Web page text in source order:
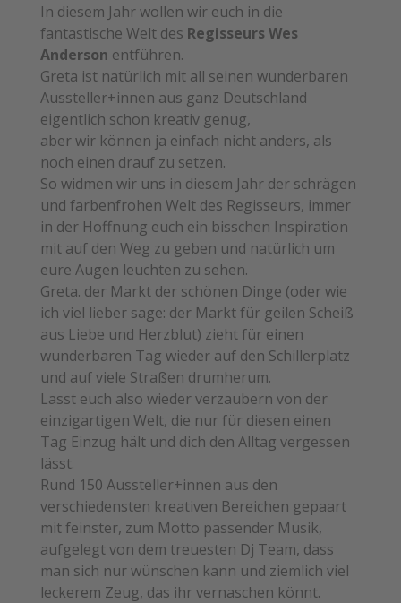
In diesem Jahr wollen wir euch in die
fantastische Welt des Regisseurs Wes
Anderson entführen.
Greta ist natürlich mit all seinen wunderbaren
Aussteller+innen aus ganz Deutschland
eigentlich schon kreativ genug,
aber wir können ja einfach nicht anders, als
noch einen drauf zu setzen.
So widmen wir uns in diesem Jahr der schrägen
und farbenfrohen Welt des Regisseurs, immer
in der Hoffnung euch ein bisschen Inspiration
mit auf den Weg zu geben und natürlich um
eure Augen leuchten zu sehen.
Greta. der Markt der schönen Dinge (oder wie
ich viel lieber sage: der Markt für geilen Scheiß
aus Liebe und Herzblut) zieht für einen
wunderbaren Tag wieder auf den Schillerplatz
und auf viele Straßen drumherum.
Lasst euch also wieder verzaubern von der
einzigartigen Welt, die nur für diesen einen
Tag Einzug hält und dich den Alltag vergessen
lässt.
Rund 150 Aussteller+innen aus den
verschiedensten kreativen Bereichen gepaart
mit feinster, zum Motto passender Musik,
aufgelegt von dem treuesten Dj Team, dass
man sich nur wünschen kann und ziemlich viel
leckerem Zeug, das ihr vernaschen könnt.